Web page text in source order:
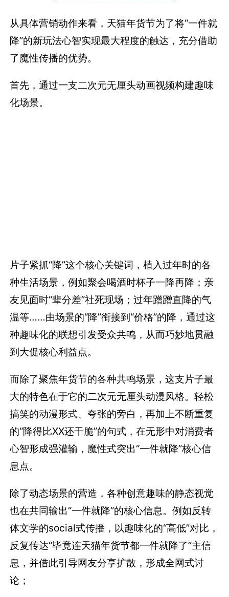
从具体营销动作来看，天猫年货节为了将“一件就
降”的新玩法心智实现最大程度的触达，充分借助
了魔性传播的优势。
首先，通过一支二次元无厘头动画视频构建趣味
化场景。
片子紧抓“降”这个核心关键词，植入过年时的各
种生活场景，例如聚会喝酒时杯子一降再降；亲
友见面时“辈分差”社死现场；过年蹭蹭直降的气
温等……由场景的“降”衔接到“价格”的降，通过这
种趣味化的联想引发受众共鸣，从而巧妙地贯融
到大促核心利益点。
而除了聚焦年货节的各种共鸣场景，这支片子最
大的特色在于它的二次元无厘头动漫风格。轻松
搞笑的动漫形式、夸张的旁白，再加上不断重复
的“降得比XX还干脆”的句式，在无形中对消费者
心智形成强灌输，魔性式突出“一件就降”核心信
息点。
除了动态场景的营造，各种创意趣味的静态视觉
也在共同输出“一件就降”的核心信息。例如反转
体文学的social式传播，以趣味化的“高低”对比，
反复传达“毕竟连天猫年货节都一件就降了”主信
息，并借此引导网友分享扩散，形成全网式讨
论；